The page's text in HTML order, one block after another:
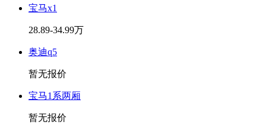
宝马x1
28.89-34.99万
奥迪q5
暂无报价
宝马1系两厢
暂无报价